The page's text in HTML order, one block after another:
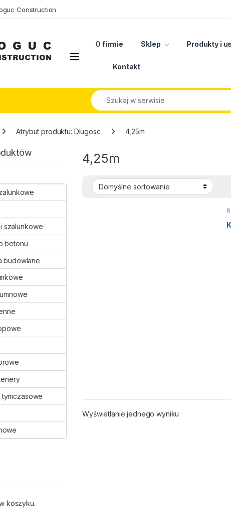
Construction
Open
O firmie Sklep Produkty i
Kontakt
Search for:
Atrybut produktu: Dlugosc 4,25m
4,25m
Wyświetlanie jednego wyniku
szalunkowe
betonu
budowlane
koszyku.